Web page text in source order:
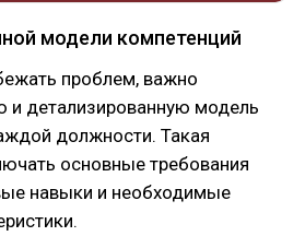
модели компетенций
проблем, важно
и детализированную модель
должности. Такая
основные требования
навыки и необходимые